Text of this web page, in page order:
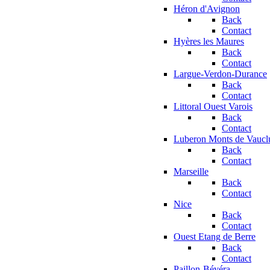
Héron d'Avignon
Back
Contact
Hyères les Maures
Back
Contact
Largue-Verdon-Durance
Back
Contact
Littoral Ouest Varois
Back
Contact
Luberon Monts de
Back
Contact
Marseille
Back
Contact
Nice
Back
Contact
Ouest Etang de Berre
Back
Contact